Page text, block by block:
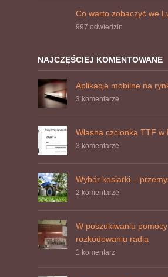
Co warto zobaczyć we
997 odwiedzin
NAJCZĘŚCIEJ KOMENTOWANE
Aplikacje mobilne na
3 komentarze
Własna czcionka TTF w
3 komentarze
Wybór kosiarki –
2 komentarze
W poszukiwaniu
rozkodowaniu radia
1 komentarz